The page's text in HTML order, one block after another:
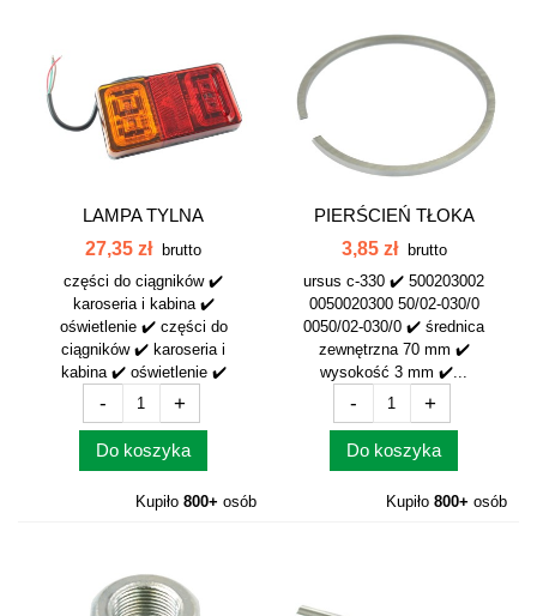
LAMPA TYLNA
ZESPOLONA LED...
27,35 zł brutto
części do ciągników ✔️
karoseria i kabina ✔️
oświetlenie ✔️ części do
ciągników ✔️ karoseria i
kabina ✔️ oświetlenie ✔️
- +
Do koszyka
Kupiło 800+ osób
PIERŚCIEŃ TŁOKA
PODNOŚNIKA C-330...
3,85 zł brutto
ursus c-330 ✔️ 500203002
0050020300 50/02-030/0
0050/02-030/0 ✔️ średnica
zewnętrzna 70 mm ✔️
wysokość 3 mm ✔️...
- +
Do koszyka
Kupiło 800+ osób